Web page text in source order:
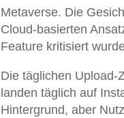
Metaverse. Die
Cloud-basierten
Feature kritisiert
Die täglichen Upload-
landen täglich auf
Hintergrund, aber